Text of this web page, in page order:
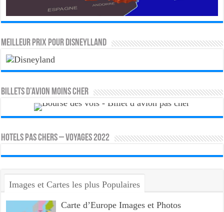
MEILLEUR PRIX POUR DISNEYLLAND
Billets d’avion moins cher
HOTELS PAS CHERS – VOYAGES 2022
Images et Cartes les plus Populaires
Carte d’Europe Images et Photos